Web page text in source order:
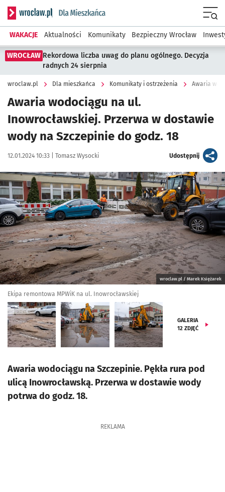
Serwis informacyjny wroclaw.pl podserwis: Dla mieszkańca
WAKACJE Aktualności Komunikaty Bezpieczny Wrocław
WROCŁAW Rekordowa liczba uwag do planu ogólnego. Decyzja
radnych 24 sierpnia
wroclaw.pl Dla mieszkańca Komunikaty i ostrzeżenia Awaria
Awaria wodociągu na ul.
Inowrocławskiej. Przerwa w dostawie
wody na Szczepinie do godz. 18
Data publikacji:
12.01.2024 10:33 | Autor:
Tomasz Wysocki Udostępnijartykuł
Kliknij, aby zobaczyć galerię
wroclaw.pl / Marek Księżarek
Ekipa remontowa MPWiK na ul. Inowrocławskiej
GALERIA
12 ZDJĘĆ
Awaria wodociągu na Szczepinie. Pękła rura pod
ulicą Inowrocławską. Przerwa w dostawie wody
potrwa do godz. 18.
REKLAMA